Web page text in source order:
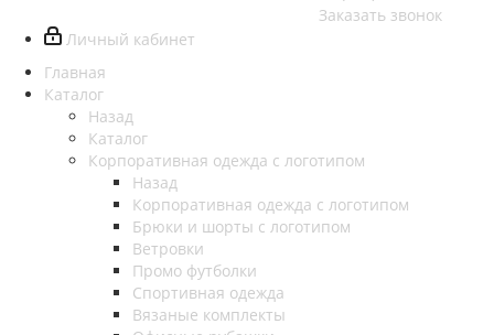
Заказать звонок
Личный кабинет
Главная
Каталог
Назад
Каталог
Корпоративная одежда с логотипом
Назад
Корпоративная одежда с логотипом
Брюки и шорты с логотипом
Ветровки
Промо футболки
Спортивная одежда
Вязаные комплекты